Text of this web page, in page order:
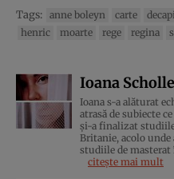
Tags: anne boleyn carte
henric
moarte rege regina
Ioana
Ioana s-a alăturat
atrasă de subiecte
și-a finalizat
Britanie, acolo
studiile de masterat
citește mai mult